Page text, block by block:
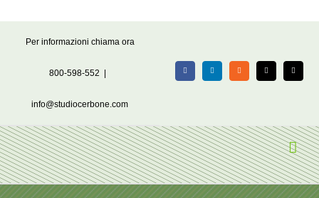
Per informazioni chiama ora
800-598-552
info@studiocerbone.com
FacebookLinkedIn Rss X Email